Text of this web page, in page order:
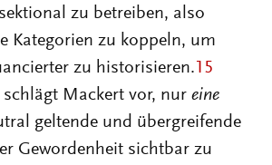
zu betreiben, also
Kategorien zu koppeln, um
zu historisieren. 15
schlägt Mackert vor, nur eine
geltende und übergreifende
Gewordenheit sichtbar zu